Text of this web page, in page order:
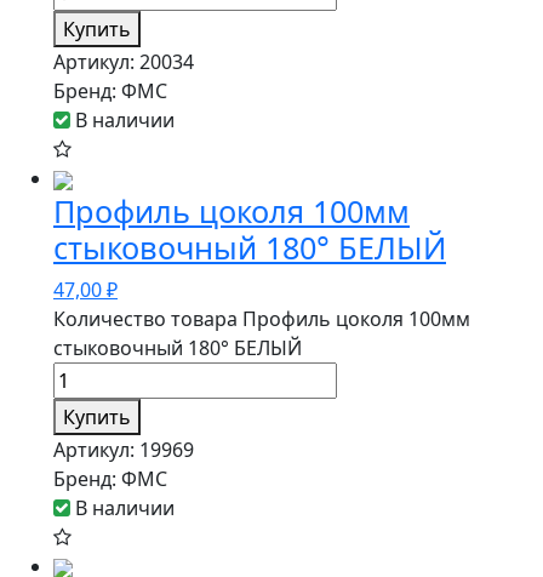
Купить
Артикул: 20034
Бренд: ФМС
В наличии
Профиль цоколя 100мм
стыковочный 180° БЕЛЫЙ
47,00₽
Количество товара Профиль цоколя 100мм
стыковочный 180° БЕЛЫЙ
Купить
Артикул: 19969
Бренд: ФМС
В наличии